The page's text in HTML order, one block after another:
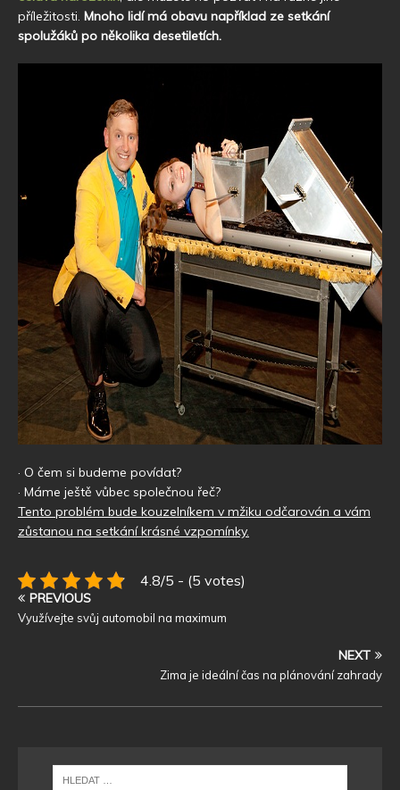
příležitosti. Mnoho lidí má obavu například ze setkání
spolužáků po několika desetiletích.
· O čem si budeme povídat?
· Máme ještě vůbec společnou řeč?
Tento problém bude kouzelníkem v mžiku odčarován a vám
zůstanou na setkání krásné vzpomínky.
4.8/5 - (5 votes)
PREVIOUS
Využívejte svůj automobil na maximum
NEXT
Zima je ideální čas na plánování zahrady